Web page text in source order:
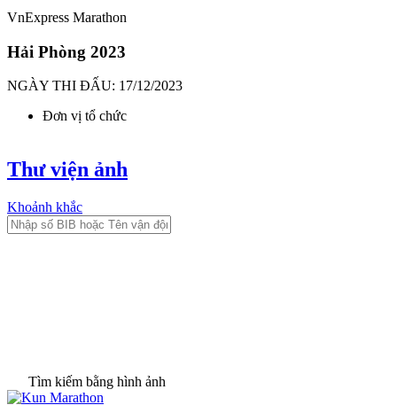
VnExpress Marathon
Hải Phòng 2023
NGÀY THI ĐẤU: 17/12/2023
Đơn vị tổ chức
Thư viện ảnh
Khoảnh khắc
Tìm kiếm bằng hình ảnh